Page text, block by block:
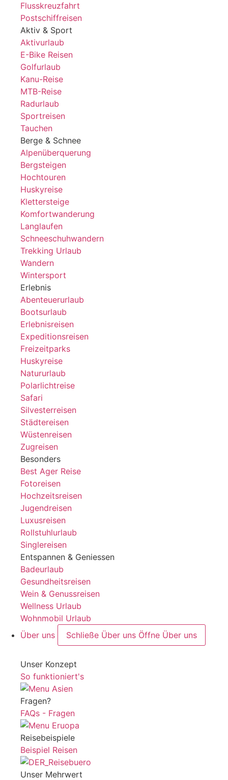
Flusskreuzfahrt
Postschiffreisen
Aktiv & Sport
Aktivurlaub
E-Bike Reisen
Golfurlaub
Kanu-Reise
MTB-Reise
Radurlaub
Sportreisen
Tauchen
Berge & Schnee
Alpenüberquerung
Bergsteigen
Hochtouren
Huskyreise
Klettersteige
Komfortwanderung
Langlaufen
Schneeschuhwandern
Trekking Urlaub
Wandern
Wintersport
Erlebnis
Abenteuerurlaub
Bootsurlaub
Erlebnisreisen
Expeditionsreisen
Freizeitparks
Huskyreise
Natururlaub
Polarlichtreise
Safari
Silvesterreisen
Städtereisen
Wüstenreisen
Zugreisen
Besonders
Best Ager Reise
Fotoreisen
Hochzeitsreisen
Jugendreisen
Luxusreisen
Rollstuhlurlaub
Singlereisen
Entspannen & Geniessen
Badeurlaub
Gesundheitsreisen
Wein & Genussreisen
Wellness Urlaub
Wohnmobil Urlaub
Über uns
Schließe Über uns Öffne Über uns
Unser Konzept
So funktioniert's
Fragen?
FAQs - Fragen
Reisebeispiele
Beispiel Reisen
Unser Mehrwert